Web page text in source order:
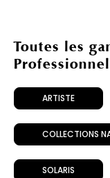
Toutes les
Professionnel
ARTISTE
COLLECTIONS
SOLARIS